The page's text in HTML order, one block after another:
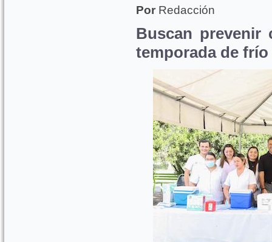
Por Redacción
Buscan prevenir
temporada de frío